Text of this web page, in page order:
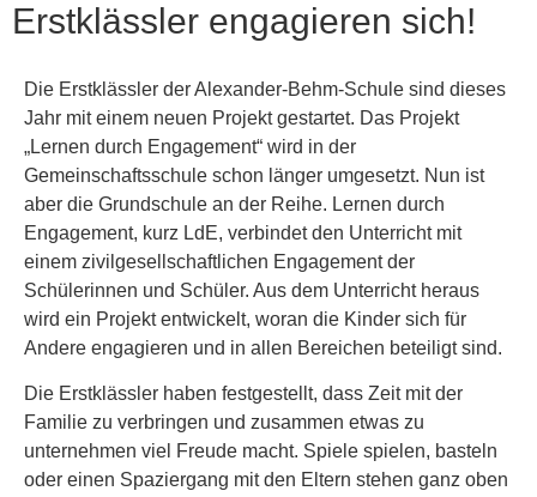
Erstklässler engagieren sich!
Die Erstklässler der Alexander-Behm-Schule sind dieses
Jahr mit einem neuen Projekt gestartet. Das Projekt
„Lernen durch Engagement“ wird in der
Gemeinschaftsschule schon länger umgesetzt. Nun ist
aber die Grundschule an der Reihe. Lernen durch
Engagement, kurz LdE, verbindet den Unterricht mit
einem zivilgesellschaftlichen Engagement der
Schülerinnen und Schüler. Aus dem Unterricht heraus
wird ein Projekt entwickelt, woran die Kinder sich für
Andere engagieren und in allen Bereichen beteiligt sind.
Die Erstklässler haben festgestellt, dass Zeit mit der
Familie zu verbringen und zusammen etwas zu
unternehmen viel Freude macht. Spiele spielen, basteln
oder einen Spaziergang mit den Eltern stehen ganz oben